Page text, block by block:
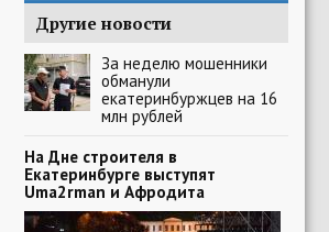
Другие новости
За неделю мошенники
обманули
екатеринбуржцев на 16
млн рублей
На Дне строителя в
Екатеринбурге выступят
Uma2rman и Афродита